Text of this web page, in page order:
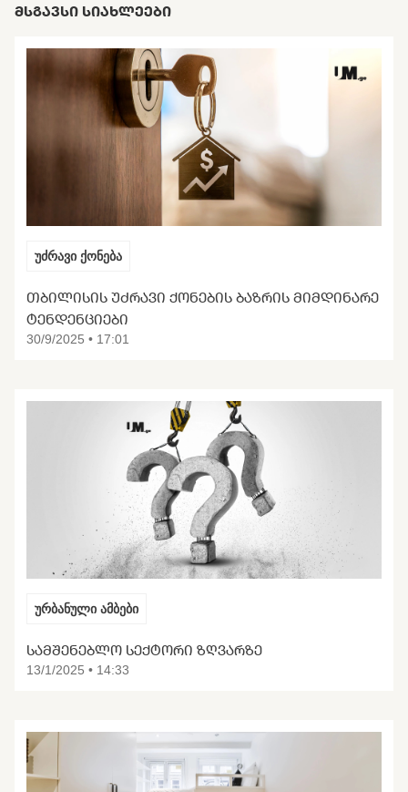
ᲛᲡᲒᲐᲕᲡᲘ ᲡᲘᲐᲮᲚᲔᲔᲑᲘ
უძრავი ქონება
ᲗᲑᲘᲚᲘᲡᲘᲡ ᲣᲫᲠᲐᲕᲘ ᲥᲝᲜᲔᲑᲘᲡ ᲑᲐᲖᲠᲘᲡ ᲛᲘᲛᲓᲘᲜᲐᲠᲔ
ᲢᲔᲜᲓᲔᲜᲪᲘᲔᲑᲘ
30/9/2025 • 17:01
ურბანული ამბები
ᲡᲐᲛᲨᲔᲜᲔᲑᲚᲝ ᲡᲔᲥᲢᲝᲠᲘ ᲖᲦᲕᲐᲠᲖᲔ
13/1/2025 • 14:33